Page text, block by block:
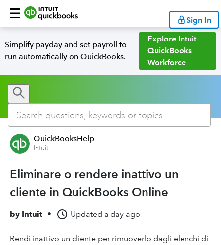
Sign In
Simplify payday and set payroll to
run automatically on QuickBooks.
Explore Intuit
QuickBooks
Workforce
QuickBooksHelp
Intuit
Eliminare o rendere inattivo un
cliente in QuickBooks Online
by Intuit • Updated a day ago
Rendi inattivo un cliente per rimuoverlo dagli elenchi di